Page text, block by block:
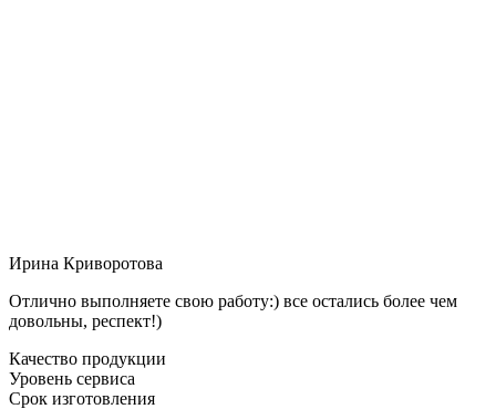
Ирина Криворотова
Отлично выполняете свою работу:) все остались более чем
довольны, респект!)
Качество продукции
Уровень сервиса
Срок изготовления